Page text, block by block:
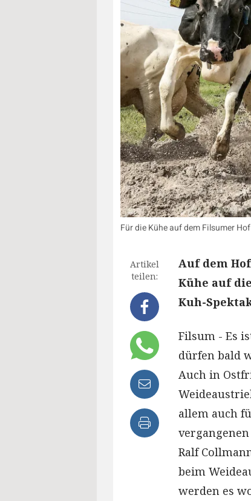
Für die Kühe auf dem Filsumer
Artikel
teilen:
Auf dem
Kühe auf
Kuh-
Filsum - Es
dürfen bald
Auch in
allem auch
Ralf
beim
werden es